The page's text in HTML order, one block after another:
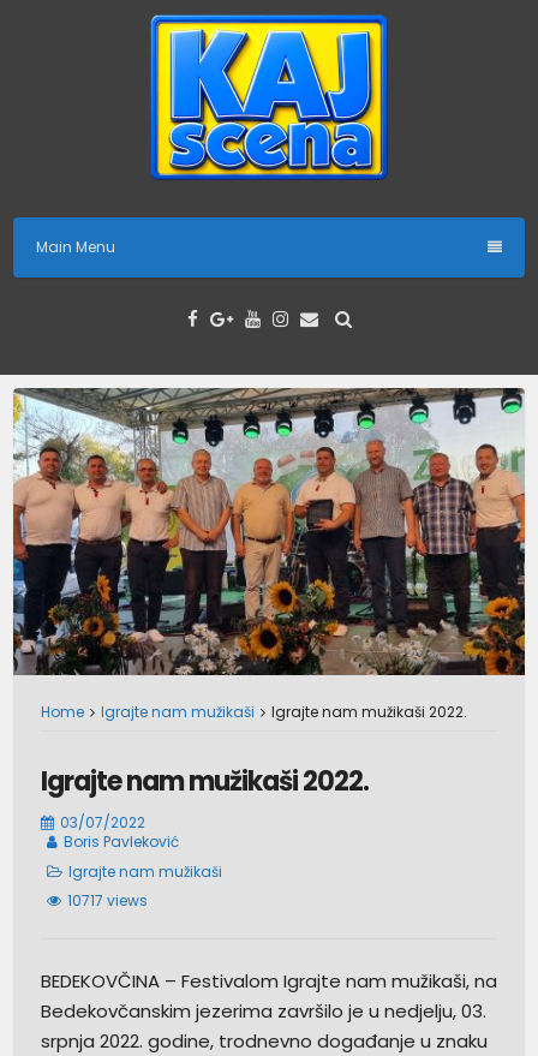
Main Menu
Home Igrajte nam mužikaši Igrajte nam mužikaši 2022.
Igrajte nam mužikaši 2022.
03/07/2022
Boris Pavleković
Igrajte nam mužikaši
10717 views
BEDEKOVČINA – Festivalom Igrajte nam mužikaši, na
Bedekovčanskim jezerima završilo je u nedjelju, 03.
srpnja 2022. godine, trodnevno događanje u znaku